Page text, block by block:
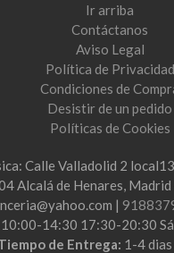
Ir arriba
Contáctanos
Aviso Legal
Política de Privacidad
Condiciones de
Desistir de un pedido
Políticas de Cookies
Calle Valladolid 2
Alcalá de Henares, Madrid
|
10:00-14:30 17:30-20:30
de Entrega: 1-4